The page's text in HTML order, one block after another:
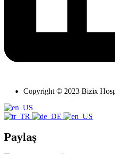
Copyright © 2023 Bizix
Paylaş